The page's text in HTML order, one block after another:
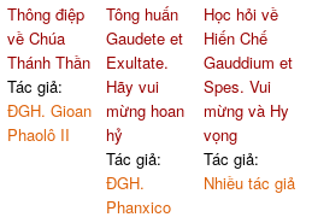
Thông điệp
về Chúa
Thánh Thần
Tác giả:
ĐGH. Gioan
Phaolô II
Tông huấn
Gaudete et
Exultate.
Hãy vui
mừng hoan
hỷ
Tác giả:
ĐGH.
Phanxico
Học hỏi về
Hiến Chế
Gauddium et
Spes. Vui
mừng và Hy
vọng
Tác giả:
Nhiều tác giả